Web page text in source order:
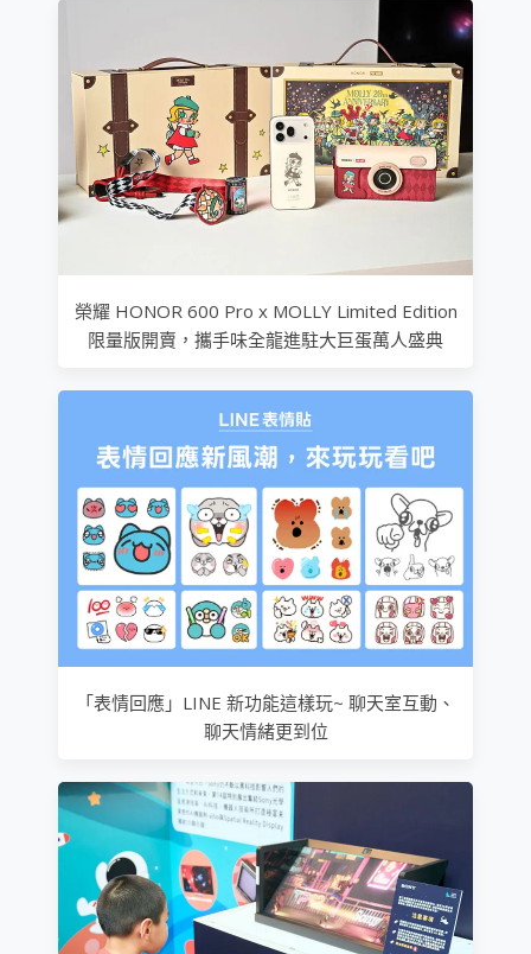
榮耀 HONOR 600 Pro x MOLLY Limited Edition
限量版開賣，攜手味全龍進駐大巨蛋萬人盛典
「表情回應」LINE 新功能這樣玩~ 聊天室互動、
聊天情緒更到位